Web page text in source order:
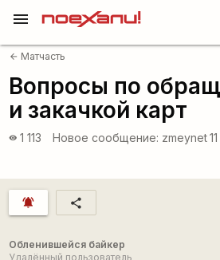
menu
arrow_back Матчасть
Вопросы по
и закачкой карт
visibility 1 113 Новое сообщение: zmeynet
notifications_active share
Обленившейся байкер
Удалённый пользователь